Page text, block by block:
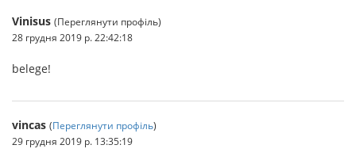
Vinisus (Переглянути профіль)
28 грудня 2019 р. 22:42:18
belege!
vincas (Переглянути профіль)
29 грудня 2019 р. 13:35:19